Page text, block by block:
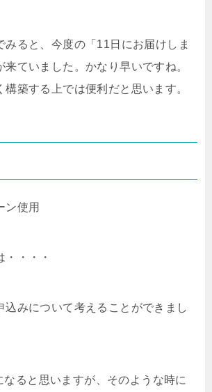
みると、今度の「11日にお届けしま
ていました。かなり早いですね。
構築する上では便利だと思います。
ン使用
・・・・
込みについて考えることができまし
なると思いますが、そのような時に